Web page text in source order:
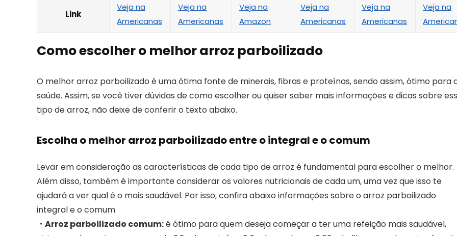
Link
Veja na
Americanas
Veja na
Americanas
Veja na
Amazon
Veja na
Americanas
Veja na
Americanas
Veja na
Como escolher o melhor arroz parboilizado
O melhor arroz parboilizado é uma ótima fonte de minerais, fibras e proteínas, sendo assim, ótimo para
saúde. Assim, se você tiver dúvidas de como escolher ou quiser saber mais informações e dicas sobre
tipo de arroz, não deixe de conferir o texto abaixo.
Escolha o melhor arroz parboilizado entre o integral e o comum
Levar em consideração as características de cada tipo de arroz é fundamental para escolher o melhor.
Além disso, também é importante considerar os valores nutricionais de cada um, uma vez que isso te
ajudará a ver qual é o mais saudável. Por isso, confira abaixo informações sobre o arroz parboilizado
integral e o comum
・Arroz parboilizado comum:é ótimo para quem deseja começar a ter uma refeição mais saudável,